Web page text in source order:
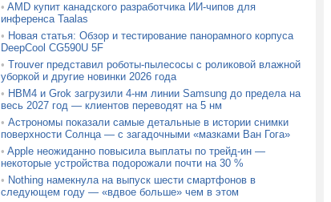
• AMD купит канадского разработчика ИИ-чипов для
инференса Taalas
• Новая статья: Обзор и тестирование панорамного корпуса
DeepCool CG590U 5F
• Trouver представил роботы-пылесосы с роликовой влажной
уборкой и другие новинки 2026 года
• HBM4 и Grok загрузили 4-нм линии Samsung до предела на
весь 2027 год — клиентов переводят на 5 нм
• Астрономы показали самые детальные в истории снимки
поверхности Солнца — с загадочными «мазками Ван Гога»
• Apple неожиданно повысила выплаты по трейд-ин —
некоторые устройства подорожали почти на 30 %
• Nothing намекнула на выпуск шести смартфонов в
следующем году — «вдвое больше» чем в этом